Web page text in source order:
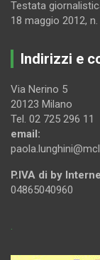
Testata
18 maggio 2012,
Indirizzi e
Via Nerino 5
20123 Milano
Tel. 02 725 296 11
email:
P.IVA di by
04865040960
.